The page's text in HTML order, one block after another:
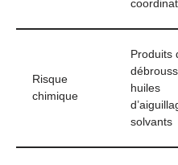
Risque
chimique
Produits
huiles
solvants